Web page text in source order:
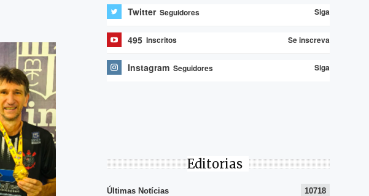
Twitter Seguidores Siga
495 Inscritos Se inscreva
Instagram Seguidores Siga
Editorias
Últimas Notícias 10718